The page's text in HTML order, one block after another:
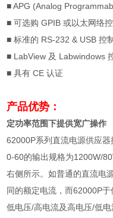
■ APG (Analog
■可选购 GPIB或以太网络
■标准的 RS-232 & USB控
■ LabView 及 Labwindows
■具有 CE认证
产品优势：
定功率范围下提供宽广操作
62000P系列直流电源供应
0-60的输出规格为1200W/
右侧所示。如普通的直流电
同的额定电流，而62000P于
低电压/高电流及高电压/低